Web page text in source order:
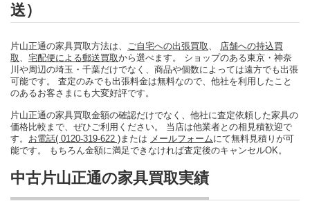
送）
片山正通の家具買取方法は、 ご自宅への出張買取
店舗への持込買
取
宅配便による郵送買取から選べます。 ショップのある東京・神奈
川や周辺の埼玉・千葉だけでなく、商品や個数によっては遠方でも出張
可能です。 査定のみでも出張料金は無料なので、他社を利用したこと
のあるお客さまにも大変好評です。
片山正通の家具買取金額の確認だけでなく、他社に査定依頼した家具の
価格比較まで、ぜひご利用ください。 当店は他業者との相見積歓迎で
す。 お電話( 0120-319-622 ) または メールフォームにて無料見積りが可
能です。 もちろん金額に満足できなければ査定後のキャンセルOK。
中古片山正通の家具買取実績